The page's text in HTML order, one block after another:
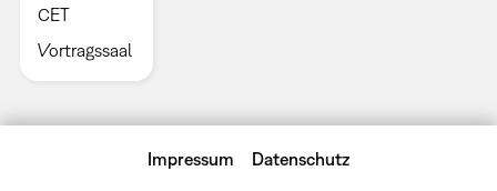
CET
Vortragssaal
Impressum Datenschutz